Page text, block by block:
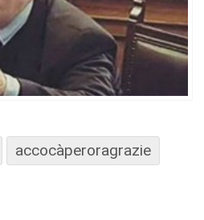
accocàperoragrazie